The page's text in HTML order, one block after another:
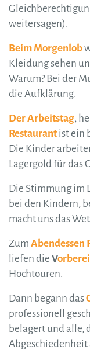
weitersagen).
Beim Morgenlob
Kleidung sehen
Warum? Bei der
die Aufklärung.
Der Arbeitstag,
Restaurantist ein
Die Kinder
Lagergold für das
Die Stimmung im
bei den Kindern,
macht uns das
Zum Abendessen
liefen die V
Hochtouren.
Dann begann das
professionell
belagert und alle,
Abgeschiedenheit